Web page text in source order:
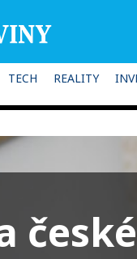
TECH REALITY